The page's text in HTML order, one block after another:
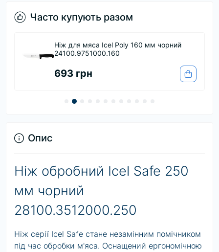
Часто купують разом
Ніж для мяса Icel Poly 160 мм чорний
24100.9751000.160
693 грн
Опис
Ніж обробний Icel Safe 250
мм чорний
28100.3512000.250
Ніж серії Icel Safe стане незамінним помічником
під час обробки м'яса. Оснащений ергономічною